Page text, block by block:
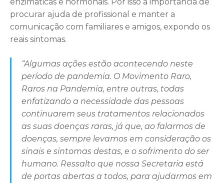
procurar ajuda de profissional e manter a
comunicação com familiares e amigos, expondo os
reais sintomas.
“Algumas ações estão acontecendo neste
período de pandemia. O Movimento Raro,
Raros na Pandemia, entre outras, todas
enfatizando a necessidade das pessoas
continuarem seus tratamentos relacionados
as suas doenças raras, já que, ao falarmos de
doenças, sempre levamos em consideração os
sinais e sintomas destas, e o sofrimento do ser
humano. Ressalto que nossa Secretaria está
de portas abertas a todos, para ajudarmos em